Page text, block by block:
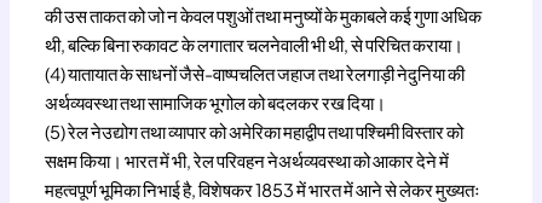
की उस ताकत को जो न केवल पशुओं तथा मनुष्यों के मुकाबले कई गुणा अधिक
थी, बल्कि बिना रुकावट के लगातार चलनेवाली भी थी, से परिचित कराया।
(4) यातायात के साधनों जैसे-वाष्पचलित जहाज तथा रेलगाड़ी नेदुनिया की
अर्थव्यवस्था तथा सामाजिक भूगोल को बदलकर रख दिया।
(5) रेल नेउद्योग तथा व्यापार को अमेरिका महाद्वीप तथा पश्चिमी विस्तार को
सक्षम किया। भारत में भी, रेल परिवहन नेअर्थव्यवस्था को आकार देने में
महत्वपूर्ण भूमिका निभाई है, विशेषकर 1853 में भारत में आने से लेकर मुख्यतः